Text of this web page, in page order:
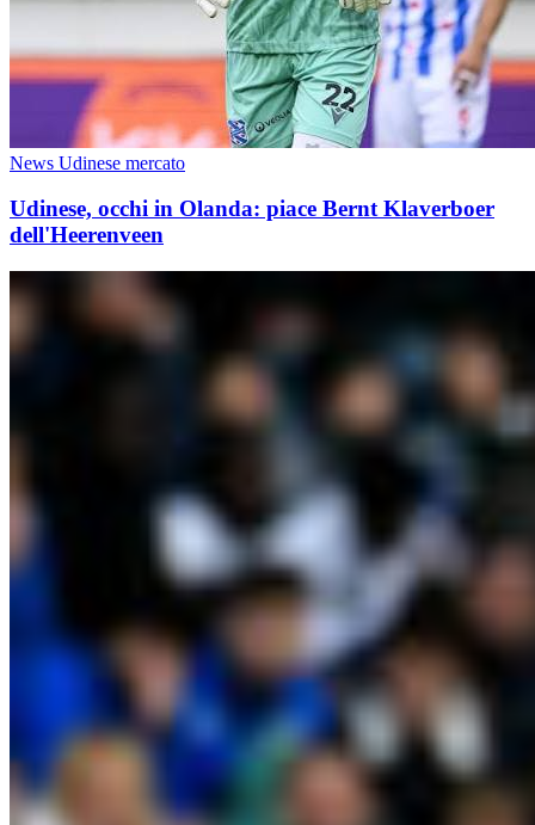
News Udinese mercato
Udinese, occhi in Olanda: piace Bernt Klaverboer
dell'Heerenveen